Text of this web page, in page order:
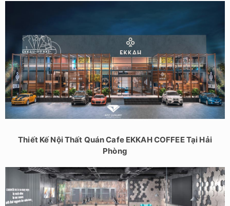
Thiết Kế Nội Thất Quán Cafe EKKAH COFFEE Tại Hải
Phòng